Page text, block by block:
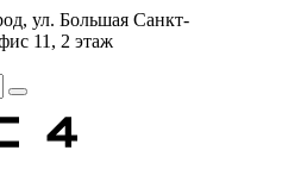
ул. Большая Санкт-
11, 2 этаж